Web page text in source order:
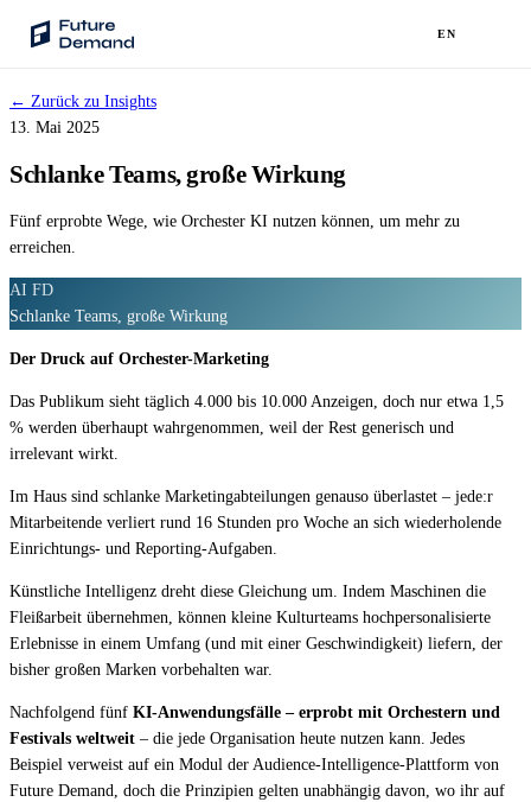
EN
PLATTFORM
✦
Audience Intelligence
Taste-Cluster-Technologie
Wave
Backhaul
Automatische Segmentierung
Frag deine Daten
Affinity
PRODUKTE
Live
Für Veranstalter & Kultureinrichtungen
Prisma
← Zurück zu Insights
13. Mai 2025
Schlanke Teams, große Wirkung
Fünf erprobte Wege, wie Orchester KI nutzen können, um mehr zu
erreichen.
AI FD
Schlanke Teams, große Wirkung
Der Druck auf Orchester-Marketing
Das Publikum sieht täglich 4.000 bis 10.000 Anzeigen, doch nur etwa 1,5
% werden überhaupt wahrgenommen, weil der Rest generisch und
irrelevant wirkt.
Im Haus sind schlanke Marketingabteilungen genauso überlastet – jede:r
Mitarbeitende verliert rund 16 Stunden pro Woche an sich wiederholende
Einrichtungs- und Reporting-Aufgaben.
Künstliche Intelligenz dreht diese Gleichung um. Indem Maschinen die
Fleißarbeit übernehmen, können kleine Kulturteams hochpersonalisierte
Erlebnisse in einem Umfang (und mit einer Geschwindigkeit) liefern, der
bisher großen Marken vorbehalten war.
Nachfolgend fünf KI-Anwendungsfälle – erprobt mit Orchestern und
Festivals weltweit – die jede Organisation heute nutzen kann. Jedes
Beispiel verweist auf ein Modul der Audience-Intelligence-Plattform von
Future Demand, doch die Prinzipien gelten unabhängig davon, wo ihr auf